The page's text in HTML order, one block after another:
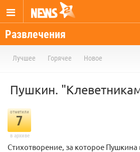
Развлечения
Лучшее Горячее Новое
Пушкин.
отметили
7
в архиве
Стихотворение, за которое Пушкина